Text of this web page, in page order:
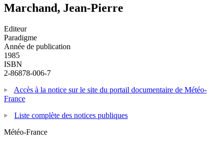
Marchand, Jean-Pierre
Editeur
Paradigme
Année de publication
1985
ISBN
2-86878-006-7
Accès à la notice sur le site du portail documentaire de Météo-
France
Liste complète des notices publiques
Météo-France